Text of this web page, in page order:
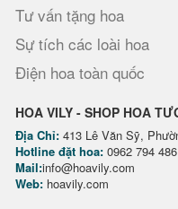
Tư vấn tặng hoa
Sự tích các loài hoa
Điện hoa toàn quốc
HOA VILY - SHOP HOA
Địa Chỉ: 413 Lê Văn Sỹ,
Hotline đặt hoa: 0962 794 486
Mail:info@hoavily.com
Web: hoavily.com